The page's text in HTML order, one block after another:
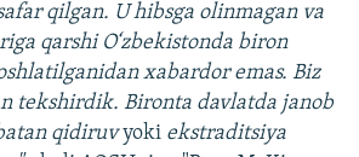
qilgan. U hibsga olinmagan va
qarshi O‘zbekistonda biron
xabardor emas. Biz
tekshirdik. Bironta davlatda janob
qidiruvyoki ekstraditsiya